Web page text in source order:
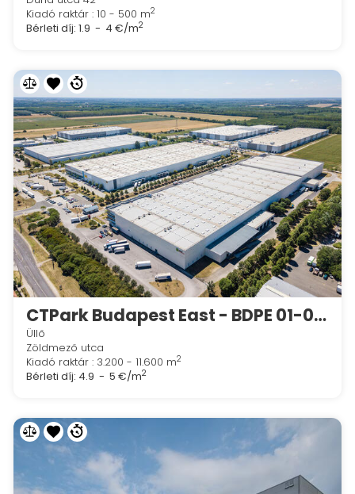
Kiadó raktár : 10 - 500 m2
Bérleti díj: 1.9 - 4 €/m2
CTPark Budapest East - BDPE 01-02-03
Üllő
Zöldmező utca
Kiadó raktár : 3.200 - 11.600 m2
Bérleti díj: 4.9 - 5 €/m2